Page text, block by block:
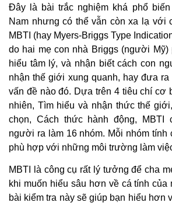
Đây là bài trắc nghiệm khá phổ
Nam nhưng có thể vẫn còn xa lạ với
MBTI (hay Myers-Briggs Type
do hai mẹ con nhà Briggs (người Mỹ)
hiểu tâm lý, và nhận biết cách con
nhận thế giới xung quanh, hay đưa ra
vấn đề nào đó. Dựa trên 4 tiêu chí cơ
nhiên, Tìm hiểu và nhận thức thế
chọn, Cách thức hành động, MBTI
người ra làm 16 nhóm. Mỗi nhóm tính
phù hợp với những môi trường làm
MBTI là công cụ rất lý tưởng để cha
khi muốn hiểu sâu hơn về cá tính của
bài kiểm tra này sẽ giúp bạn hiểu hơn